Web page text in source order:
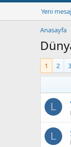
Yeni
Anasayfa
1 2 3
L
L